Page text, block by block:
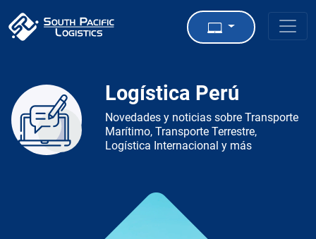
Logística Perú
Novedades y noticias sobre Transporte
Marítimo, Transporte Terrestre,
Logística Internacional y más